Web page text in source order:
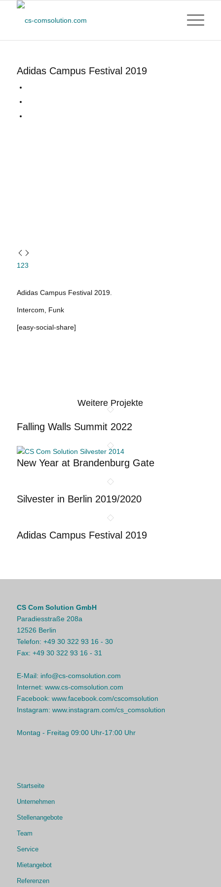
Adidas Campus Festival 2019
123
Adidas Campus Festival 2019.
Intercom, Funk
[easy-social-share]
Weitere Projekte
Falling Walls Summit 2022
New Year at Brandenburg Gate
Silvester in Berlin 2019/2020
Adidas Campus Festival 2019
CS Com Solution GmbH
Paradiesstraße 208a
12526 Berlin
Telefon: +49 30 322 93 16 - 30
Fax: +49 30 322 93 16 - 31
E-Mail: info@cs-comsolution.com
Internet: www.cs-comsolution.com
Facebook: www.facebook.com/cscomsolution
Instagram: www.instagram.com/cs_comsolution
Montag - Freitag 09:00 Uhr-17:00 Uhr
Startseite
Unternehmen
Stellenangebote
Team
Service
Mietangebot
Referenzen